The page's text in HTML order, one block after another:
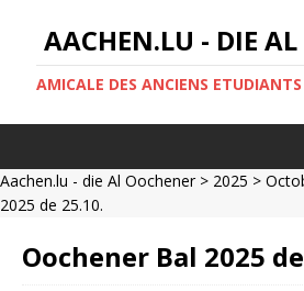
AACHEN.LU - DIE AL
AMICALE DES ANCIENS
Aachen.lu - die Al Oochener> 2025 >
2025 de 25.10.
Oochener Bal 2025